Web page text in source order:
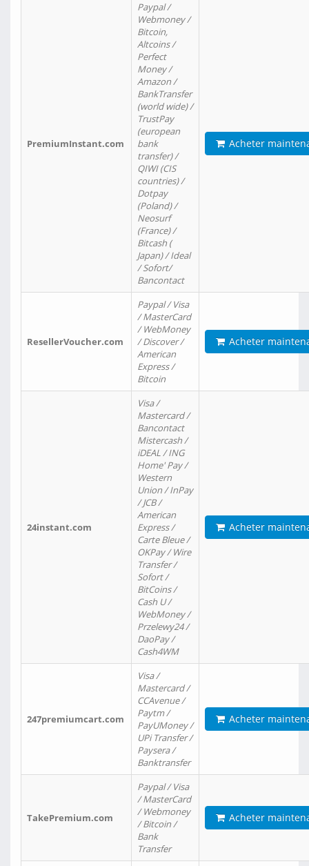
PremiumInstant.com
Paypal /
Webmoney /
Bitcoin,
Altcoins /
Perfect
Money /
Amazon /
BankTransfer
(world wide) /
TrustPay
(european
bank
transfer) /
QIWI (CIS
countries) /
Dotpay
(Poland) /
Neosurf
(France) /
Bitcash (
Japan) / Ideal
/ Sofort/
Bancontact
Acheter
ResellerVoucher.com
Paypal / Visa
/ MasterCard
/ WebMoney
/ Discover /
American
Express /
Bitcoin
Acheter
24instant.com
Visa /
Mastercard /
Bancontact
Mistercash /
iDEAL / ING
Home' Pay /
Western
Union / InPay
/ JCB /
American
Express /
Carte Bleue /
OKPay / Wire
Transfer /
Sofort /
BitCoins /
Cash U /
WebMoney /
Przelewy24 /
DaoPay /
Cash4WM
Acheter
247premiumcart.com
Visa /
Mastercard /
CCAvenue /
Paytm /
PayUMoney /
UPi Transfer /
Paysera /
Banktransfer
Acheter
TakePremium.com
Paypal / Visa
/ MasterCard
/ Webmoney
/ Bitcoin /
Bank
Transfer
Acheter